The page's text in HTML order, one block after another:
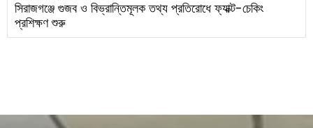
সিরাজগঞ্জে গুজব ও বিভ্রান্তিমূলক তথ্য প্রতিরোধে ফ্যাক্ট-চেকিং
প্রশিক্ষণ শুরু